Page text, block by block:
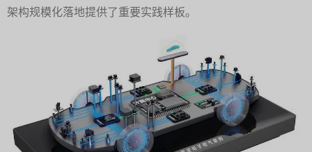
架构规模化落地提供了重要实践样板。